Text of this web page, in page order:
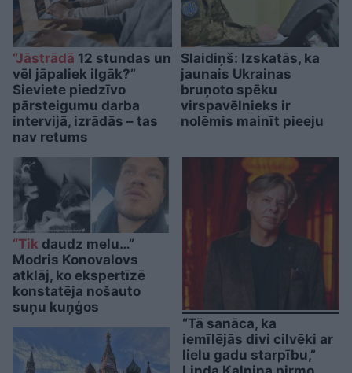
“Jāstrādā 12 stundas un
vēl jāpaliek ilgāk?”
Sieviete piedzīvo
pārsteigumu darba
intervijā, izrādās – tas
nav retums
Slaidiņš: Izskatās, ka
jaunais Ukrainas
bruņoto spēku
virspavēlnieks ir
nolēmis mainīt pieeju
“Tik daudz melu…”
Modris Konovalovs
atklāj, ko ekspertīzē
konstatēja nošauto
suņu kuņģos
“Tā sanāca, ka
iemīlējās divi cilvēki ar
lielu gadu starpību,”